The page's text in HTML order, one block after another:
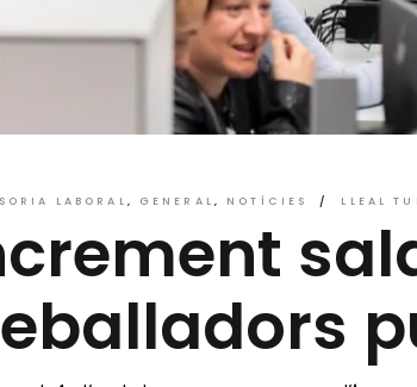
LABORAL GENERAL NOTÍCIES LLEAL